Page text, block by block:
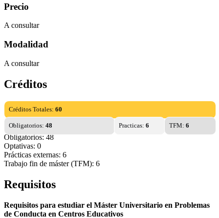
Precio
A consultar
Modalidad
A consultar
Créditos
Créditos Totales: 60
Obligatorios: 48 Practicas: 6 TFM:6
Obligatorios: 48
Optativas: 0
Prácticas externas: 6
Trabajo fin de máster (TFM): 6
Requisitos
Requisitos para estudiar el Máster Universitario en Problemas
de Conducta en Centros Educativos